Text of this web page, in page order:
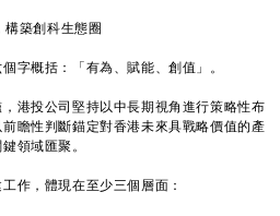
築創科生態圈
概括：「有為、賦能、創值」。
投公司堅持以中長期視角進行策略性布
瞻性判斷錨定對香港未來具戰略價值的產
領域匯聚。
，體現在至少三個層面：